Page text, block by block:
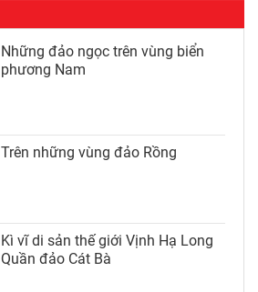
Những đảo ngọc trên vùng biển
phương Nam
Trên những vùng đảo Rồng
Kì vĩ di sản thế giới Vịnh Hạ Long
Quần đảo Cát Bà